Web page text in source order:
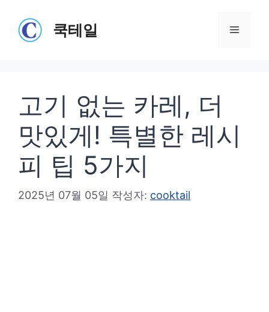
쿡테일 메
고기 없는 카레, 더
맛있게! 특별한 레시
피 팁 5가지
2025년 07월 05일 작성자: cooktail